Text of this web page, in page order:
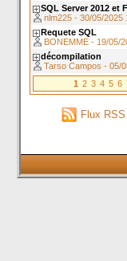
SQL Server 2012 et
nlm225 - 30/05/2025
Requete SQL
BONEMME - 19/05/
décompilation
Tarso Campos - 05/
1 2 3 4 5 6
Flux